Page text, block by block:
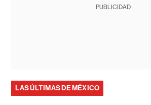
PUBLICIDAD
LAS ÚLTIMAS DE MÉXICO